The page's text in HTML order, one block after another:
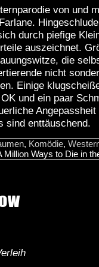
von und
durch piefige
auszeichnet.
die
nicht
Einige
und ein paar
sind enttäuschend.
, Komödie,
Million Ways to Die in